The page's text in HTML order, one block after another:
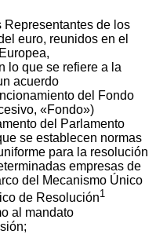
Representantes de los
euro, reunidos en el
lo que se refiere a la
acuerdo
del Fondo
«Fondo»)
del Parlamento
se establecen normas
para la resolución
empresas de
del Mecanismo Único
de Resolución1
al mandato